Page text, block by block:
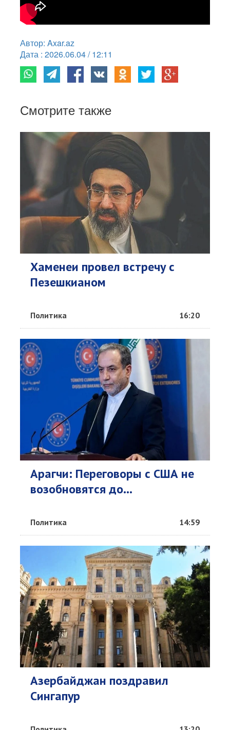
Автор: Axar.az
Дата : 2026.06.04 / 12:11
Смотрите также
Хаменеи провел встречу с
Пезешкианом
Политика 16:20
Арагчи: Переговоры с США не
возобновятся до...
Политика 14:59
Азербайджан поздравил
Сингапур